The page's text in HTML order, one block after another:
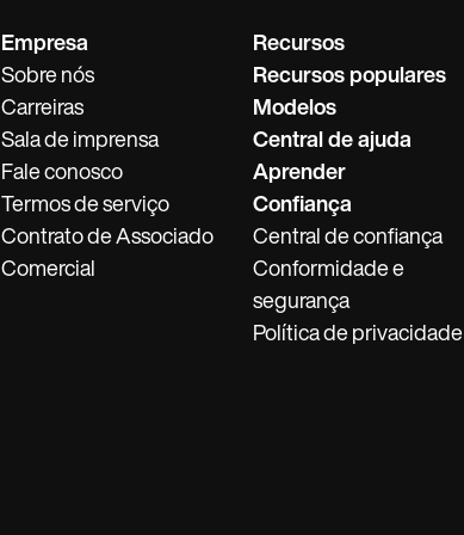
Empresa
Sobre nós
Carreiras
Sala de imprensa
Fale conosco
Termos de serviço
Contrato de Associado
Comercial
Recursos
Recursos populares
Modelos
Central de ajuda
Aprender
Confiança
Central de confiança
Conformidade e
segurança
Política de privacidade